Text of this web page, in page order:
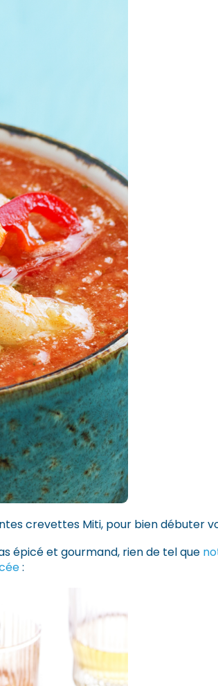
crevettes Miti, pour bien débuter
épicé et gourmand, rien de tel que
: